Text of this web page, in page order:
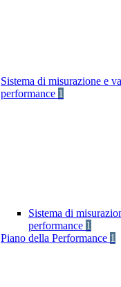
Sistema di misurazione e
performance 1
Sistema di
performance 1
Piano della Performance 1